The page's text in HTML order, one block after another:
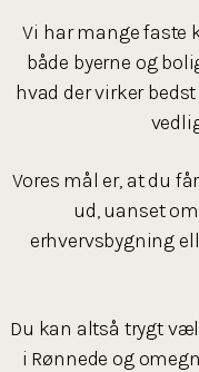
Vi har mange faste
både byerne og
hvad der virker
Vores mål er, at du
ud, uanset
erhvervsbygning
Du kan altså trygt
i Rønnede og